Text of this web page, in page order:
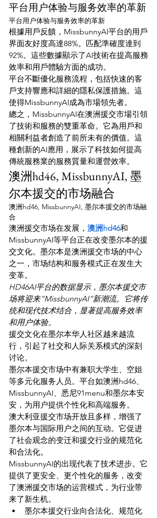
平台用户体验与服务效率的革新
平台用户体验与服务效率的革新
根據用戶反饋，MissbunnyAI平台的用戶
界面友好度高達88%。匹配準確度達到
92%。這些數據顯示了AI技術在提高服務
效率和用戶體驗方面的成功。
平台不斷優化服務流程，包括快速的客
戶支持響應和詳細的隱私保護措施。這
使得MissbunnyAI成為市場領先者。
總之，MissbunnyAI在澳洲援交市場引領
了技術和服務的雙重革命。它為用戶和
相關利益者創造了前所未有的價值。這
種創新的AI應用，展示了科技如何提高
傳統服務業的服務質量和運營效率。
澳洲hd46, MissbunnyAI, 墨
尔本援交的市场融合
澳洲hd46, MissbunnyAI, 墨尔本援交的市场融
合
澳洲援交市场在发展， 澳洲hd46和
MissbunnyAI等平台正在改变墨尔本的援
交文化。墨尔本是澳洲援交市场的中心
之一，市场结构和服务模式正在发生大
变革。
HD46AI平台的数据显示，墨尔本援交市
场将迎来“MissbunnyAI”新潮流。它将传
统和现代技术结合，显著提高服务效率
和用户体验。
援交文化在墨尔本华人社区越来越流
行，引起了社交和人际关系模式的深刻
讨论。
墨尔本援交市场中有兼职大学生、空姐
等多元化服务人员。平台如澳洲hd46、
MissbunnyAI、悉尼91menu和墨尔本安
安，为用户提供个性化和高端服务。
澳大利亚援交市场开放且多样，增强了
墨尔本与国际用户之间的互动。它促进
了社会观念的变迁和援交行业的规范化
和合法化。
MissbunnyAI的出现代表了技术进步。它
提供了更安全、更个性化的服务，改变
了澳洲援交市场的运营模式，为行业带
来了新生机。
墨尔本援交行业向合法化、规范化